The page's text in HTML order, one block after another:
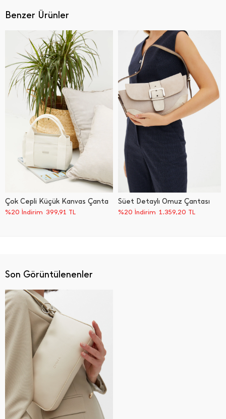
Benzer Ürünler
Çok Cepli Küçük Kanvas Çanta
%20 İndirim 399,91 TL
Süet Detaylı Omuz Çantası
%20 İndirim 1.359,20 TL
Son Görüntülenenler